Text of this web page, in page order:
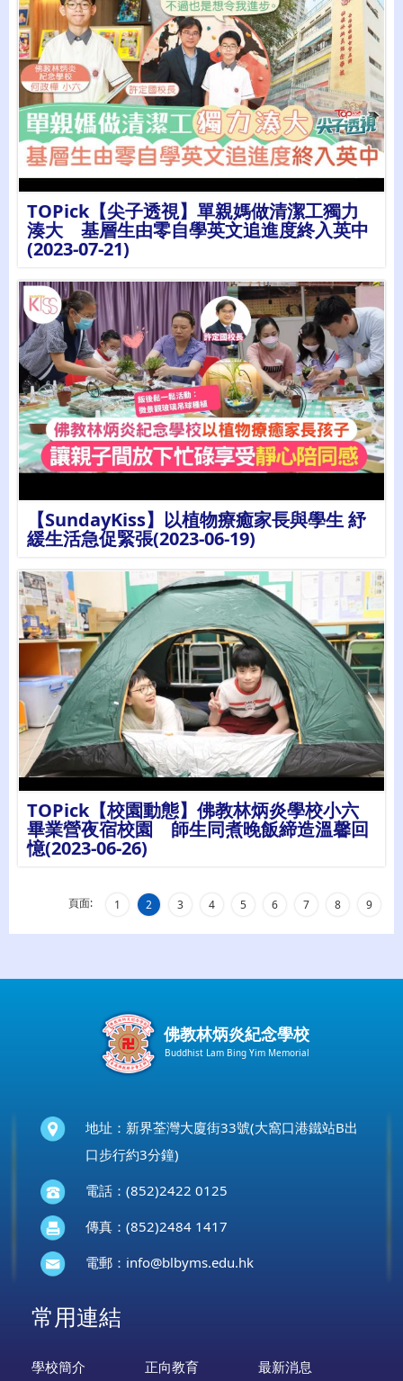
TOPick【尖子透視】單親媽做清潔工獨力
湊大 基層生由零自學英文追進度終入英中
(2023-07-21)
詳情
【SundayKiss】以植物療癒家長與學生 紓
緩生活急促緊張(2023-06-19)
詳情
TOPick【校園動態】佛教林炳炎學校小六
畢業營夜宿校園 師生同煮晚飯締造溫馨回
憶(2023-06-26)
詳情
頁面: 1 2 3 4 5 6 7 8 9
佛教林炳炎紀念學校
Buddhist Lam Bing Yim Memorial
地址：新界荃灣大廈街33號(大窩口港鐵站B出
口步行約3分鐘)
電話：(852)2422 0125
傳真：(852)2484 1417
電郵： info@blbyms.edu.hk
常用連結
學校簡介 正向教育 最新消息